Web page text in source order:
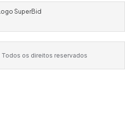
Todos os direitos reservados